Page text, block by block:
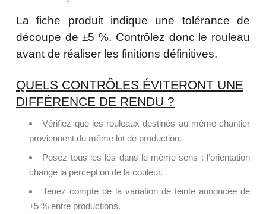
La fiche produit indique une tolérance de
découpe de ±5 %. Contrôlez donc le rouleau
avant de réaliser les finitions définitives.
QUELS CONTRÔLES ÉVITERONT UNE
DIFFÉRENCE DE RENDU ?
Vérifiez que les rouleaux destinés au même chantier
proviennent du même lot de production.
Posez tous les lés dans le même sens : l’orientation
change la perception de la couleur.
Tenez compte de la variation de teinte annoncée de
±5 % entre productions.